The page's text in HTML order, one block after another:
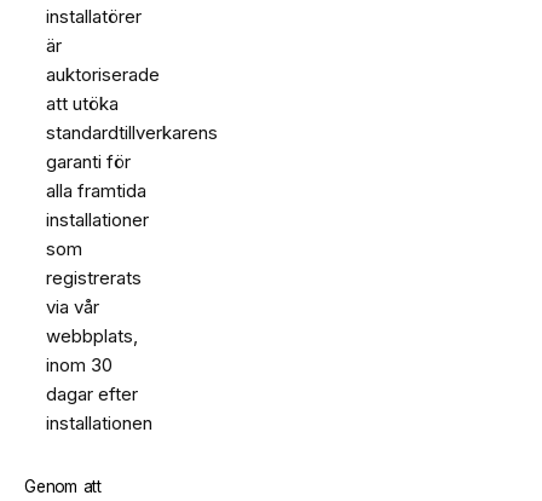
installatörer
är
auktoriserade
att utöka
standardtillverkarens
garanti för
alla framtida
installationer
som
registrerats
via vår
webbplats,
inom 30
dagar efter
installationen
Genom att